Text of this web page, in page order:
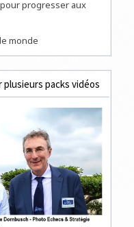
progresser aux
monde
packs vidéos